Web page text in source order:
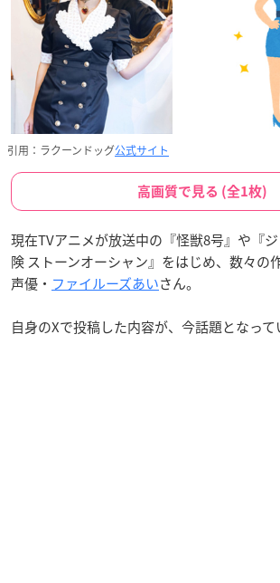
引用：ラクーンドッグ公式サイト
高画質で見る (全1枚)
現在TVアニメが放送中の『怪獣8号』や『
険 ストーンオーシャン』をはじめ、数々の
声優・ ファイルーズあいさん。
自身のXで投稿した内容が、今話題となって